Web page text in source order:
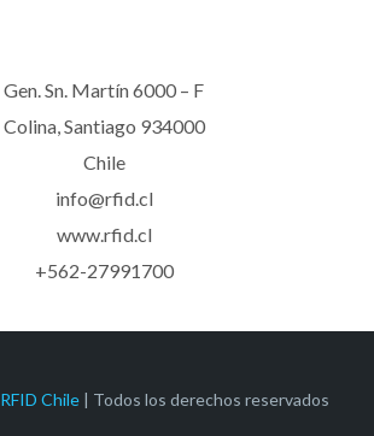
Gen. Sn. Martín 6000 – F
Colina, Santiago 934000
Chile
info@rfid.cl
www.rfid.cl
+562-27991700
RFID Chile | Todos los derechos reservados